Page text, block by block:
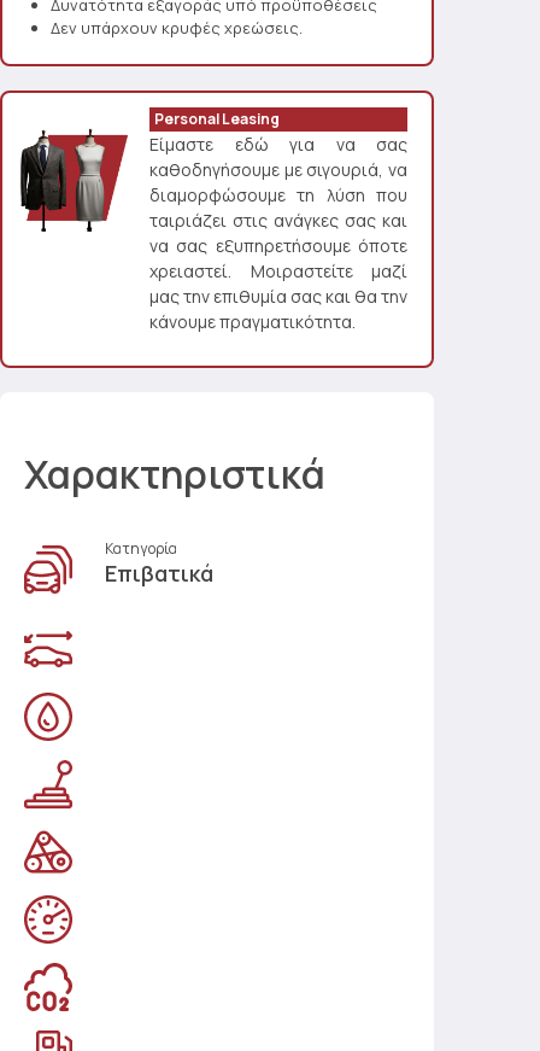
Δυνατότητα εξαγοράς υπό προϋποθέσεις
Δεν υπάρχουν κρυφές χρεώσεις.
Personal Leasing
Είμαστε εδώ για να σας
καθοδηγήσουμε με σιγουριά, να
διαμορφώσουμε τη λύση που
ταιριάζει στις ανάγκες σας και
να σας εξυπηρετήσουμε όποτε
χρειαστεί. Μοιραστείτε μαζί
μας την επιθυμία σας και θα την
κάνουμε πραγματικότητα.
Χαρακτηριστικά
Κατηγορία
Επιβατικά